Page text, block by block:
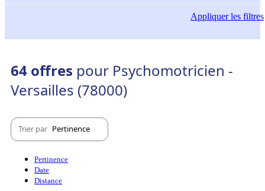
Appliquerles filtres
64 offres pour Psychomotricien -
Versailles (78000)
Trier par Pertinence
Pertinence
Date
Distance